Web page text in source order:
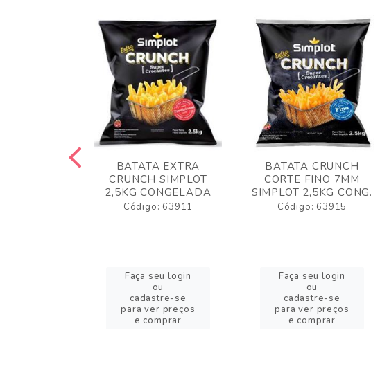
BATATA EXTRA
CRUNCH SIMPLOT
2,5KG CONGELADA
Código: 63911
Faça seu login
ou
cadastre-se
para ver preços
e comprar
BATATA CRUNCH
CORTE FINO 7MM
SIMPLOT 2,5KG CONG.
Código: 63915
Faça seu login
ou
cadastre-se
para ver preços
e comprar